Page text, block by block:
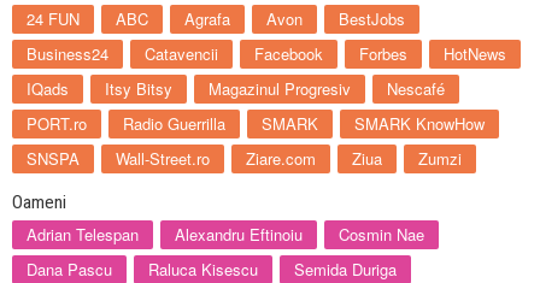
24 FUN ABC Agrafa Avon
BestJobs
Business24
Catavencii Facebook Forbes
HotNews
IQads
Itsy Bitsy Magazinul Progresiv
Nescafé
PORT.ro
Radio Guerrilla SMARK
SMARK KnowHow
SNSPA
Wall-Street.ro Ziare.com Ziua Zumzi
Oameni
Adrian Telespan Alexandru Eftinoiu
Cosmin Nae
Dana Pascu
Raluca Kisescu Semida Duriga